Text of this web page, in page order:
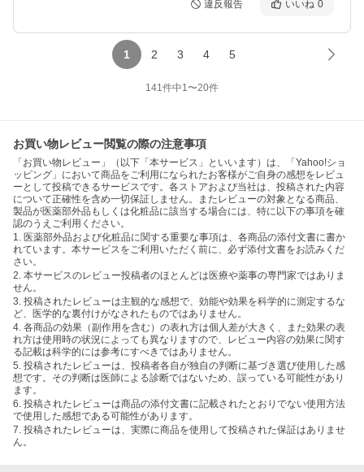
違反報告 いいね 0
1 2 3 4 5
141件中1〜20件
お買い物レビュー閲覧の際の注意事項
「お買い物レビュー」（以下「本サービス」といいます）は、「Yahoo!ショ
ッピング」において商品をご利用になられたお客様がご自身の感想をレビュ
ーとして投稿できるサービスです。各ストアおよび当社は、投稿された内容
について正確性を含め一切保証しません。またレビューの対象となる商品、
製品が医薬部外品もしくは化粧品に該当する場合には、特に以下の事項を確
認のうえご利用ください。
1. 医薬部外品および化粧品に関する重要な事項は、各商品の添付文書に書か
れています。本サービスをご利用いただく前に、必ず添付文書をお読みくだ
さい。
2. 本サービスのレビュー投稿者のほとんどは医療や薬事の専門家ではありま
せん。
3. 投稿されたレビューは主観的な感想で、効能や効果を科学的に測定するな
ど、医学的な裏付けがなされたものではありません。
4. 各商品の効果（副作用を含む）の表れ方は個人差が大きく、また効果の表
れ方は使用時の状況によっても異なりますので、レビュー内容の効果に関す
る記載は科学的には参考にすべきではありません。
5. 投稿されたレビューは、投稿者各自が独自の判断に基づき選び使用した感
想です。その判断は医師による診断ではないため、誤っている可能性があり
ます。
6. 投稿されたレビューは商品の添付文書に記載されたとおりでない使用方法
で使用した感想である可能性があります。
7. 投稿されたレビューは、実際に商品を使用して投稿された保証はありませ
ん。